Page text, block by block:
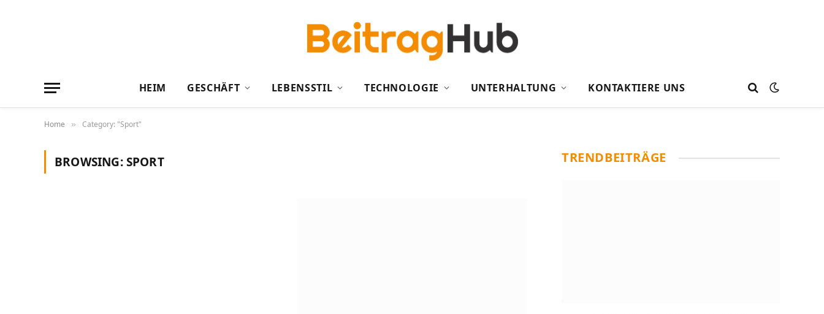
HEIM GESCHÄFT LEBENSSTIL TECHNOLOGIE UNTERHALTUNG KONTAKTIERE UNS
Home » Category: "Sport"
BROWSING:SPORT TRENDBEITRÄGE